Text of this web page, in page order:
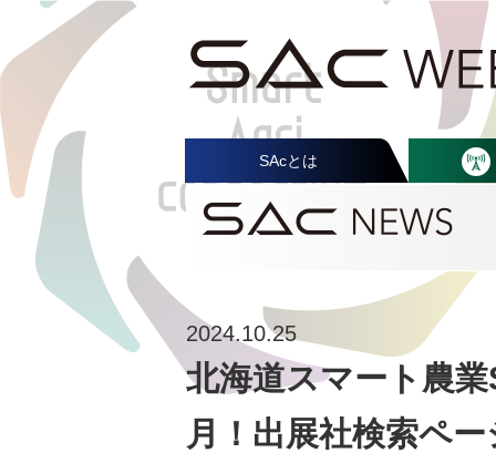
SAcとは
2024.10.25
北海道スマート農
月！出展社検索ペ